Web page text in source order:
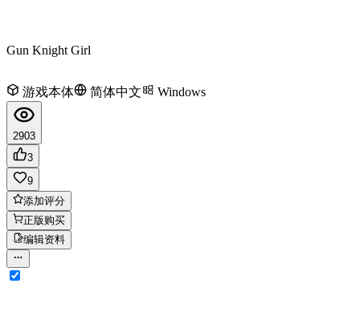
Gun Knight Girl
游戏本体 简体中文 Windows
2903
3
9
添加评分
正版购买
编辑资料